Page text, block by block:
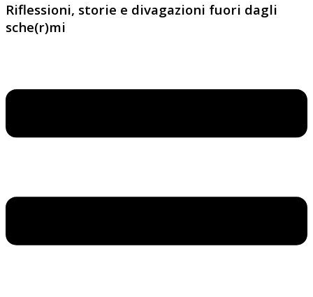
Riflessioni, storie e divagazioni fuori dagli
sche(r)mi